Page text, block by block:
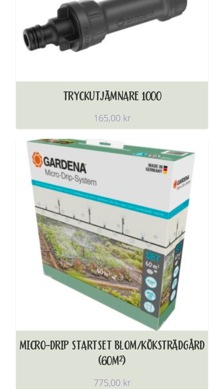
TRYCKUTJÄMNARE 1000
165,00 kr
MICRO-DRIP STARTSET BLOM/KÖKSTRÄDGÅRD
(60M²)
775,00 kr